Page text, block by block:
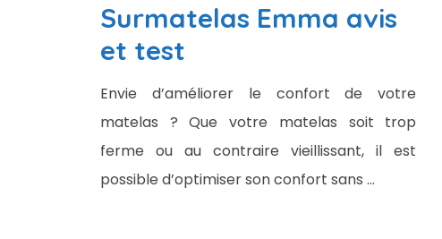
Surmatelas Emma avis
et test
Envie d’améliorer le confort de votre
matelas ? Que votre matelas soit trop
ferme ou au contraire vieillissant, il est
possible d’optimiser son confort sans …